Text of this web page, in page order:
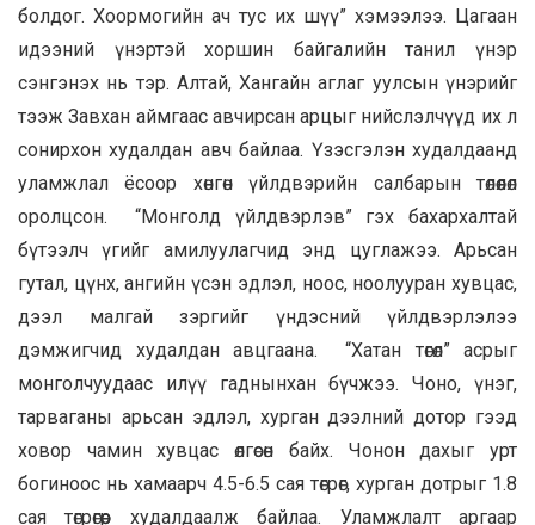
болдог. Хоормогийн ач тус их шүү” хэмээлээ. Цагаан
идээний үнэртэй хоршин байгалийн танил үнэр
сэнгэнэх нь тэр. Алтай, Хангайн аглаг уулсын үнэрийг
тээж Завхан аймгаас авчирсан арцыг нийслэлчүүд их л
сонирхон худалдан авч байлаа. Үзэсгэлэн худалдаанд
уламжлал ёсоор хөнгөн үйлдвэрийн салбарын төлөөлөл
оролцсон. “Монголд үйлдвэрлэв” гэх бахархалтай
бүтээлч үгийг амилуулагчид энд цуглажээ. Арьсан
гутал, цүнх, ангийн үсэн эдлэл, ноос, ноолууран хувцас,
дээл малгай зэргийг үндэсний үйлдвэрлэлээ
дэмжигчид худалдан авцгаана. “Хатан төгөл” асрыг
монголчуудаас илүү гаднынхан бүчжээ. Чоно, үнэг,
тарваганы арьсан эдлэл, хурган дээлний дотор гээд
ховор чамин хувцас өлгөсөн байх. Чонон дахыг урт
богиноос нь хамаарч 4.5-6.5 сая төгрөг, хурган дотрыг 1.8
сая төгрөгөөр худалдаалж байлаа. Уламжлалт аргаар